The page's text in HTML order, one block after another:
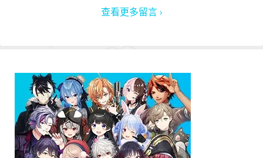
查看更多留言 ›